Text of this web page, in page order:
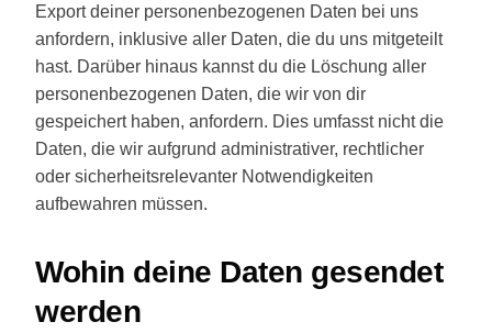
Export deiner personenbezogenen Daten bei uns
anfordern, inklusive aller Daten, die du uns mitgeteilt
hast. Darüber hinaus kannst du die Löschung aller
personenbezogenen Daten, die wir von dir
gespeichert haben, anfordern. Dies umfasst nicht die
Daten, die wir aufgrund administrativer, rechtlicher
oder sicherheitsrelevanter Notwendigkeiten
aufbewahren müssen.
Wohin deine Daten gesendet
werden